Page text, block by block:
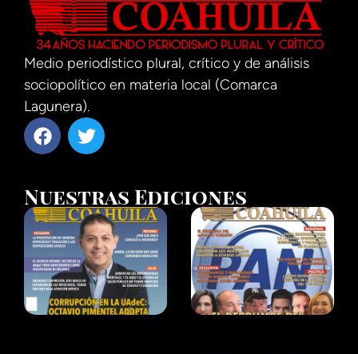
Medio periodístico plural, crítico y de análisis
sociopolítico en materia local (Comarca
Lagunera).
Nuestras Ediciones